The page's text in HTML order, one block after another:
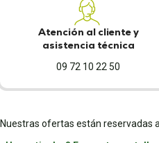
Atención al cliente y
asistencia técnica
09 72 10 22 50
Nuestras ofertas están reservadas